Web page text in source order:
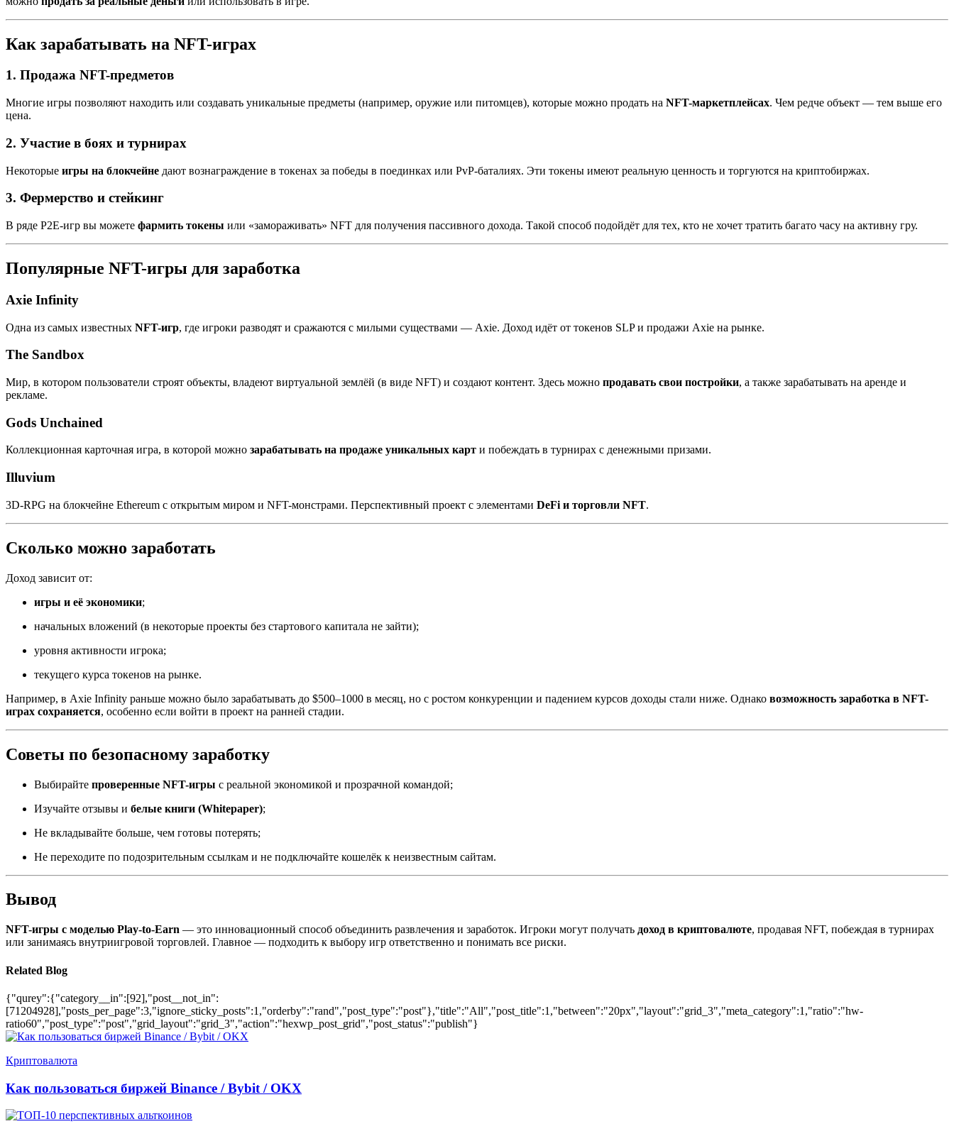
Как зарабатывать на NFT-играх
1. Продажа NFT-предметов
Многие игры позволяют находить или создавать уникальные предметы (например, оружие или питомцев), которые можно продать на NFT-маркетплейсах. Чем редче объект — тем выше его
цена.
2. Участие в боях и турнирах
Некоторые игры на блокчейне дают вознаграждение в токенах за победы в поединках или PvP-баталиях. Эти токены имеют реальную ценность и торгуются на криптобиржах.
3. Фермерство и стейкинг
В ряде P2E-игр вы можете фармить токены или «замораживать» NFT для получения пассивного дохода. Такой способ подойдёт для тех, кто не хочет тратить багато часу на активну гру.
Популярные NFT-игры для заработка
Axie Infinity
Одна из самых известных NFT-игр, где игроки разводят и сражаются с милыми существами — Axie. Доход идёт от токенов SLP и продажи Axie на рынке.
The Sandbox
Мир, в котором пользователи строят объекты, владеют виртуальной землёй (в виде NFT) и создают контент. Здесь можно продавать свои постройки, а также зарабатывать на аренде и
рекламе.
Gods Unchained
Коллекционная карточная игра, в которой можно зарабатывать на продаже уникальных карт и побеждать в турнирах с денежными призами.
Illuvium
3D-RPG на блокчейне Ethereum с открытым миром и NFT-монстрами. Перспективный проект с элементами DeFi и торговли NFT.
Сколько можно заработать
Доход зависит от:
игры и её экономики;
начальных вложений (в некоторые проекты без стартового капитала не зайти);
уровня активности игрока;
текущего курса токенов на рынке.
Например, в Axie Infinity раньше можно было зарабатывать до $500–1000 в месяц, но с ростом конкуренции и падением курсов доходы стали ниже. Однако возможность заработка в NFT-
играх сохраняется, особенно если войти в проект на ранней стадии.
Советы по безопасному заработку
Выбирайте проверенные NFT-игры с реальной экономикой и прозрачной командой;
Изучайте отзывы и белые книги (Whitepaper);
Не вкладывайте больше, чем готовы потерять;
Не переходите по подозрительным ссылкам и не подключайте кошелёк к неизвестным сайтам.
Вывод
NFT-игры с моделью Play-to-Earn — это инновационный способ объединить развлечения и заработок. Игроки могут получать доход в криптовалюте, продавая NFT, побеждая в турнирах
или занимаясь внутриигровой торговлей. Главное — подходить к выбору игр ответственно и понимать все риски.
Related Blog
{"qurey":{"category__in":[92],"post__not_in":
[71204928],"posts_per_page":3,"ignore_sticky_posts":1,"orderby":"rand","post_type":"post"},"title":"All","post_title":1,"between":"20px","layout":"grid_3","meta_category":1,"ratio":"hw-
ratio60","post_type":"post","grid_layout":"grid_3","action":"hexwp_post_grid","post_status":"publish"}
Криптовалюта
Как пользоваться биржей Binance / Bybit / OKX